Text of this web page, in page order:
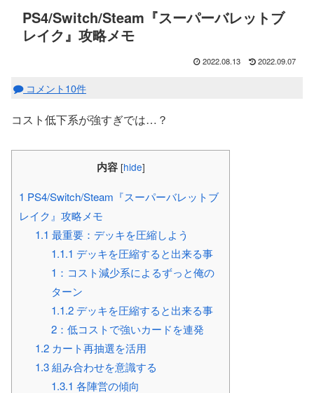
PS4/Switch/Steam『スーパーバレットブ
レイク』攻略メモ
2022.08.13 2022.09.07
コメント10件
コスト低下系が強すぎでは…？
内容 [hide]
1 PS4/Switch/Steam『スーパーバレットブ
レイク』攻略メモ
1.1 最重要：デッキを圧縮しよう
1.1.1 デッキを圧縮すると出来る事
1：コスト減少系によるずっと俺の
ターン
1.1.2デッキを圧縮すると出来る事
2：低コストで強いカードを連発
1.2カート再抽選を活用
1.3組み合わせを意識する
1.3.1 各陣営の傾向